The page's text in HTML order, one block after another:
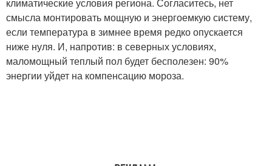
смысла монтировать мощную и энергоемкую систему,
если температура в зимнее время редко опускается
ниже нуля. И, напротив: в северных условиях,
маломощный теплый пол будет бесполезен: 90%
энергии уйдет на компенсацию мороза.